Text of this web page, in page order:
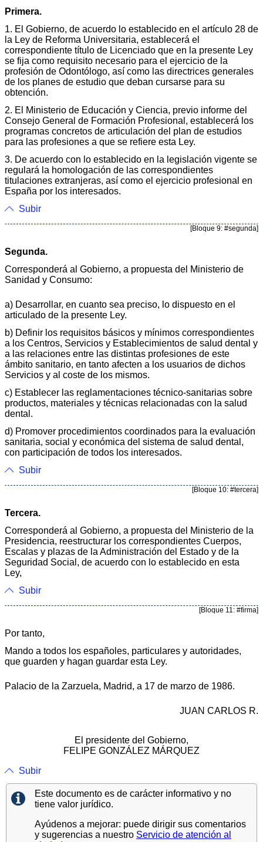
Primera.
1. El Gobierno, de acuerdo lo establecido en el artículo 28 de
la Ley de Reforma Universitaria, establecerá el
correspondiente título de Licenciado que en la presente Ley
se fija como requisito necesario para el ejercicio de la
profesión de Odontólogo, así como las directrices generales
de los planes de estudio que deban cursarse para su
obtención.
2. El Ministerio de Educación y Ciencia, previo informe del
Consejo General de Formación Profesional, establecerá los
progra­mas concretos de articulación del plan de estudios
para las profesiones a que se refiere esta Ley.
3. De acuerdo con lo establecido en la legislación vigente se
regulará la homologación de las correspondientes
titulaciones extranjeras, así como el ejercicio profesional en
España por los interesados.
Subir
[Bloque 9: #segunda]
Segunda.
Corresponderá al Gobierno, a propuesta del Ministe­rio de
Sanidad y Consumo:
a) Desarrollar, en cuanto sea preciso, lo dispuesto en el
articulado de la presente Ley.
b) Definir los requisitos básicos y mínimos correspondientes
a los Centros, Servicios y Establecimientos de salud dental y
a las relaciones entre las distintas profesiones de este
ámbito sanitario, en tanto afecten a los usuarios de dichos
Servicios y al coste de los mismos.
c) Establecer las reglamentaciones técnico-sanitarias sobre
productos, materiales y técnicas relacionadas con la salud
dental.
d) Promover procedimientos coordinados para la evaluación
sanitaria, social y económica del sistema de salud dental,
con participación de todos los interesados.
Subir
[Bloque 10: #tercera]
Tercera.
Corresponderá al Gobierno, a propuesta del Ministe­rio de la
Presidencia, reestructurar los correspondientes Cuerpos,
Escalas y plazas de la Administración del Estado y de la
Seguridad Social, de acuerdo con lo establecido en esta
Ley,
Subir
[Bloque 11: #firma]
Por tanto,
Mando a todos los españoles, particulares y autoridades,
que guarden y hagan guardar esta Ley.
Palacio de la Zarzuela, Madrid, a 17 de marzo de 1986.
JUAN CARLOS R.
El presidente del Gobierno,
FELIPE GONZÁLEZ MÁRQUEZ
Subir
Este documento es de carácter informativo y no
tiene valor jurídico.
Ayúdenos a mejorar: puede dirigir sus comentarios
y sugerencias a nuestro Servicio de atención al